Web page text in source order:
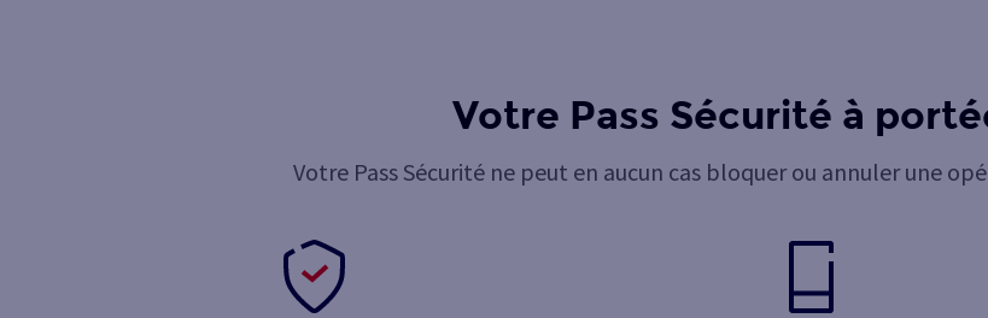
Votre Pass Sécurité à
Votre Pass Sécurité ne peut en aucun cas bloquer ou annuler une